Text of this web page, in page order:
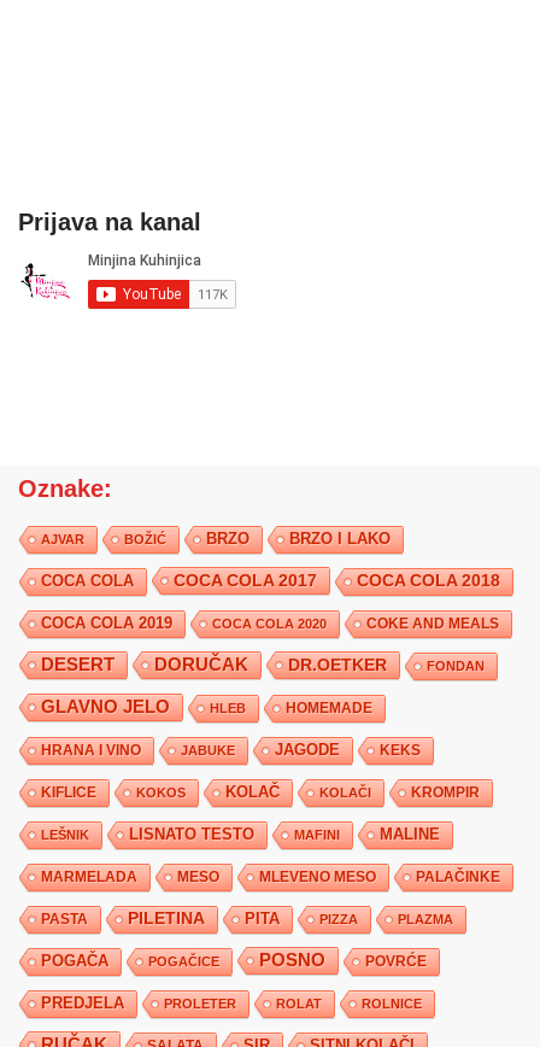
Prijava na kanal
Oznake:
AJVAR BOŽIĆ BRZO BRZO I LAKO
COCA COLA COCA COLA 2017 COCA COLA 2018
COCA COLA 2019 COCA COLA 2020 COKE AND MEALS
DESERT DORUČAK DR.OETKER FONDAN
GLAVNO JELO HLEB HOMEMADE
HRANA I VINO JABUKE JAGODE KEKS
KIFLICE KOKOS KOLAČ KOLAČI KROMPIR
LEŠNIK LISNATO TESTO MAFINI MALINE
MARMELADA MESO MLEVENO MESO PALAČINKE
PASTA PILETINA PITA PIZZA PLAZMA
POGAČA POGAČICE POSNO POVRĆE
PREDJELA PROLETER ROLAT ROLNICE